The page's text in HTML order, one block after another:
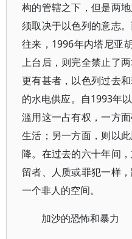
构的管辖之下，但是两
须取决于以色列的意志
往来，1996年内塔尼亚
上台后，则完全禁止了
更有甚者，以色列过去
的水电供应。自1993年
滥用这一占有权，一方
生活；另一方面，则以
降。在过去的六十年间
留者、人质或罪犯一样
一个非人的空间。
加沙的恐怖和暴力